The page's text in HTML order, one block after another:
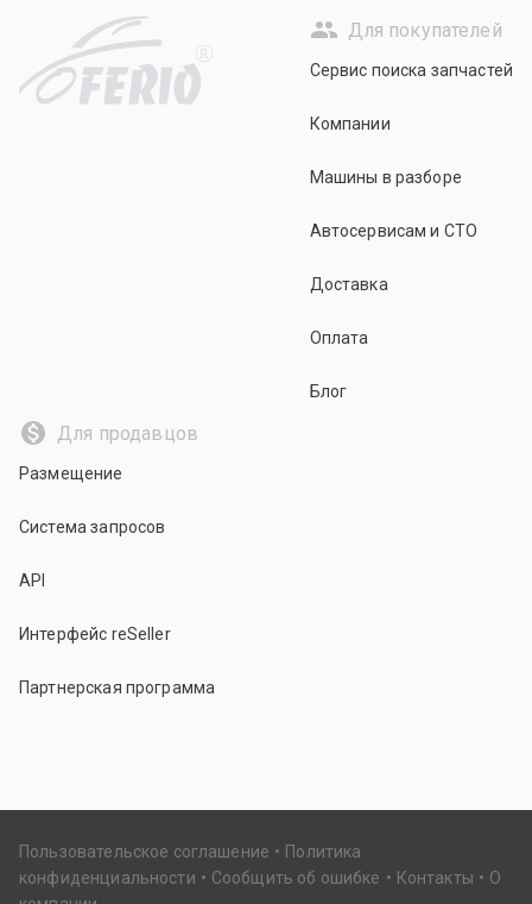
R
Для покупателей
Сервис поиска запчастей
Компании
Машины в разборе
Автосервисам и СТО
Доставка
Оплата
Блог
Для продавцов
Размещение
Система запросов
API
Интерфейс reSeller
Партнерская программа
Пользовательское соглашение
Политика
конфиденциальности
Сообщить об ошибке Контакты
О